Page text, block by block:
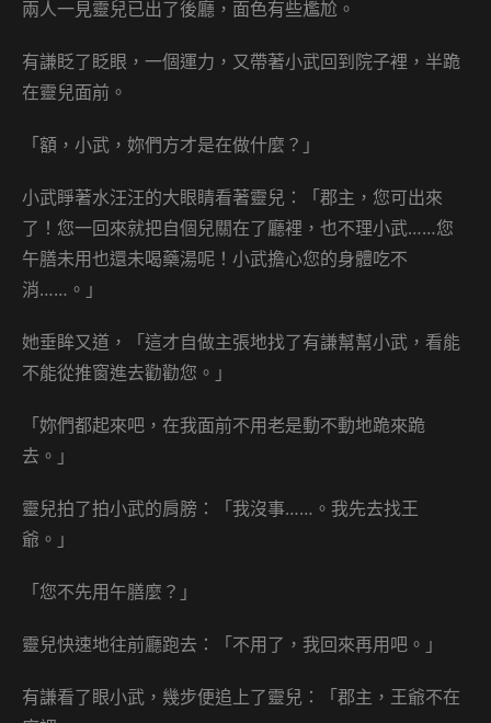
兩人一見靈兒已出了後廳，面色有些尷尬。
有謙眨了眨眼，一個運力，又帶著小武回到院子裡，半跪
在靈兒面前。
「額，小武，妳們方才是在做什麼？」
小武睜著水汪汪的大眼睛看著靈兒：「郡主，您可出來
了！您一回來就把自個兒關在了廳裡，也不理小武……您
午膳未用也還未喝藥湯呢！小武擔心您的身體吃不
消……。」
她垂眸又道，「這才自做主張地找了有謙幫幫小武，看能
不能從推窗進去勸勸您。」
「妳們都起來吧，在我面前不用老是動不動地跪來跪
去。」
靈兒拍了拍小武的肩膀：「我沒事……。我先去找王
爺。」
「您不先用午膳麼？」
靈兒快速地往前廳跑去：「不用了，我回來再用吧。」
有謙看了眼小武，幾步便追上了靈兒：「郡主，王爺不在